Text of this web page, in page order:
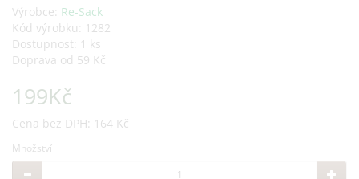
Výrobce: Re-Sack
Kód výrobku: 1282
Dostupnost: 1 ks
Doprava od 59 Kč
199Kč
Cena bez DPH: 164 Kč
Množství